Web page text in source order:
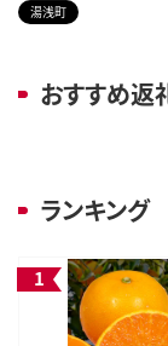
湯浅町
おすすめ返
ランキング